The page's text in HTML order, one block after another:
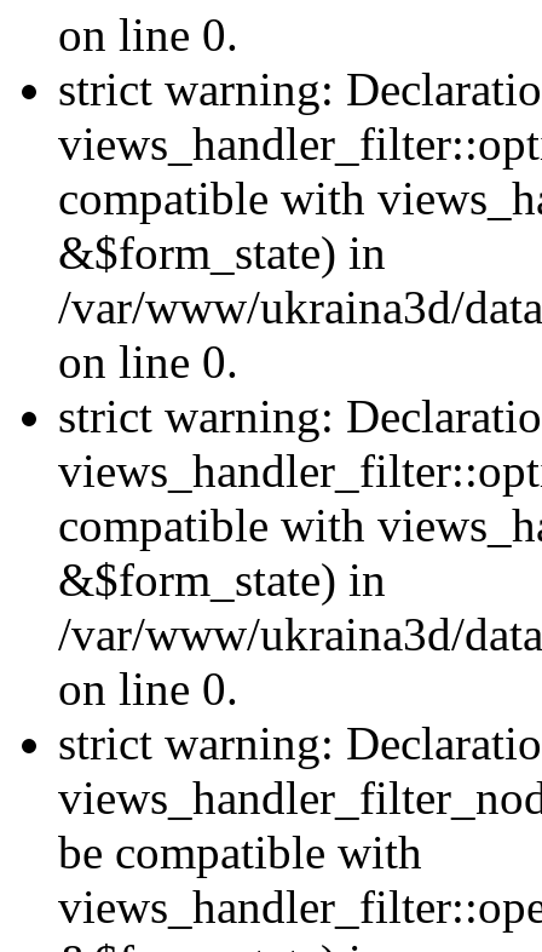
on line 0.
strict warning:
compatible with
&$form_state) in
/var/www/ukraina3d/
on line 0.
strict warning:
compatible with
&$form_state) in
/var/www/ukraina3d/
on line 0.
strict warning:
be compatible with